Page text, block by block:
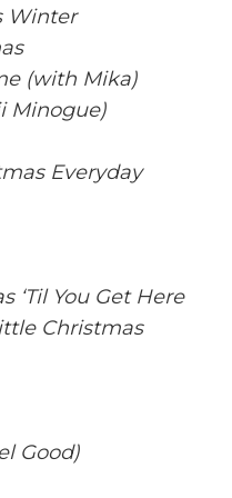
Winter
(with Mika)
Minogue)
Everyday
‘Til You Get Here
Christmas
Good)